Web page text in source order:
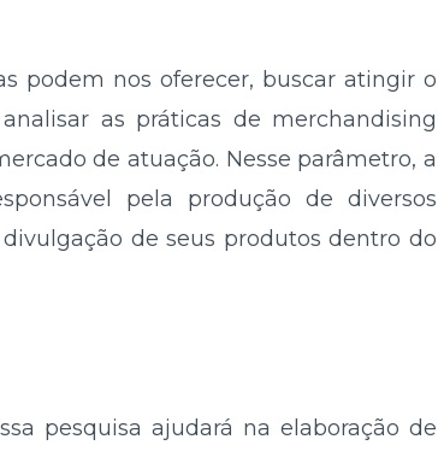
podem nos oferecer, buscar atingir o
as práticas de merchandising
de atuação. Nesse parâmetro, a
pela produção de diversos
de seus produtos dentro do
pesquisa ajudará na elaboração de